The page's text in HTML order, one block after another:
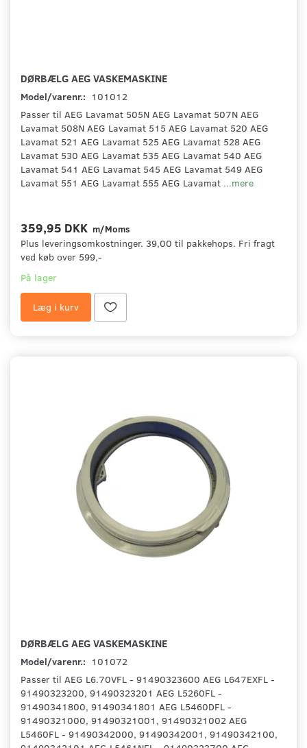
DØRBÆLG AEG VASKEMASKINE
Model/varenr.: 101012
Passer til AEG Lavamat 505N AEG Lavamat 507N AEG
Lavamat 508N AEG Lavamat 515 AEG Lavamat 520 AEG
Lavamat 521 AEG Lavamat 525 AEG Lavamat 528 AEG
Lavamat 530 AEG Lavamat 535 AEG Lavamat 540 AEG
Lavamat 541 AEG Lavamat 545 AEG Lavamat 549 AEG
Lavamat 551 AEG Lavamat 555 AEG Lavamat ...mere
359,95 DKK m/Moms
Plus leveringsomkostninger. 39,00 til pakkehops. Fri fragt
ved køb over 599,-
På lager
Læg i kurv
DØRBÆLG AEG VASKEMASKINE
Model/varenr.: 101072
Passer til AEG L6.70VFL - 91490323600 AEG L647EXFL -
91490323200, 91490323201 AEG L5260FL -
91490341800, 91490341801 AEG L5460DFL -
91490321000, 91490321001, 91490321002 AEG
L5460FL - 91490342000, 91490342001, 91490342100,